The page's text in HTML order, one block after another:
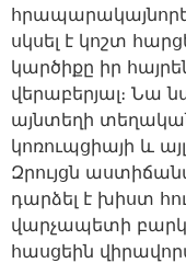
սկսել է կոշտ
կարծիքը իր
վերաբերյալ։ Նա
այնտեղի
կոռուպցիայի և
Զրույցն
դարձել է խիստ
վարչապետի
հասցեին